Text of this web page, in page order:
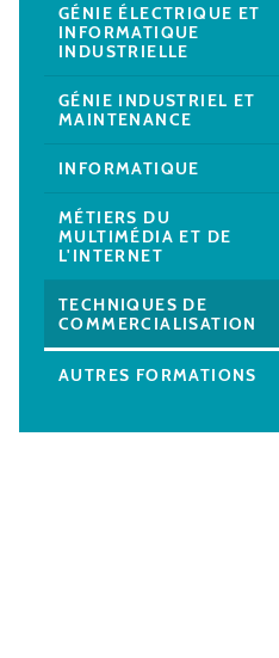
GÉNIE ÉLECTRIQUE ET
INFORMATIQUE
INDUSTRIELLE
GÉNIE INDUSTRIEL ET
MAINTENANCE
INFORMATIQUE
MÉTIERS DU
MULTIMÉDIA ET DE
L'INTERNET
TECHNIQUES DE
COMMERCIALISATION
AUTRES FORMATIONS